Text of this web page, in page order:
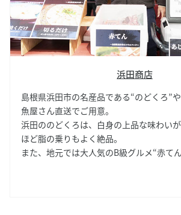
浜田商店
島根県浜田市の名産品である“のどくろ”や
魚屋さん直送でご用意。
浜田ののどくろは、白身の上品な味わい
ほど脂の乗りもよく絶品。
また、地元では大人気のB級グルメ“赤て